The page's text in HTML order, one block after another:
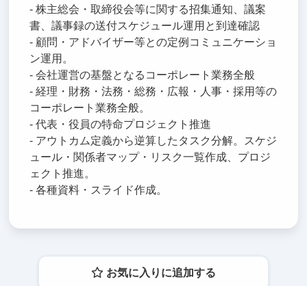
- 株主総会・取締役会等に関する招集通知、議案
書、議事録の送付スケジュール運用と到達確認
- 顧問・アドバイザー等との定例コミュニケーショ
ン運用。
- 会社運営の基盤となるコーポレート業務全般
- 経理・財務・法務・総務・広報・人事・採用等の
コーポレート業務全般。
- 代表・役員の特命プロジェクト推進
- アウトカム定義から逆算したタスク分解。スケジ
ュール・関係者マップ・リスク一覧作成、プロジ
ェクト推進。
- 各種資料・スライド作成。
お気に入りに追加する